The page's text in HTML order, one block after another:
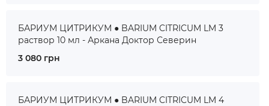
БАРИУМ ЦИТРИКУМ ● BARIUM CITRICUM LM 3
раствор 10 мл - Аркана Доктор Северин
3 080 грн
БАРИУМ ЦИТРИКУМ ● BARIUM CITRICUM LM 4